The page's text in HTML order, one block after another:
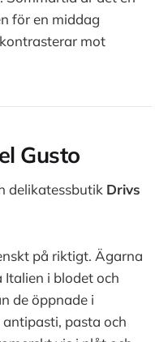
för en middag
mot
Gusto
delikatessbutik Drivs
på riktigt. Ägarna
i blodet och
de öppnade i
pasta och